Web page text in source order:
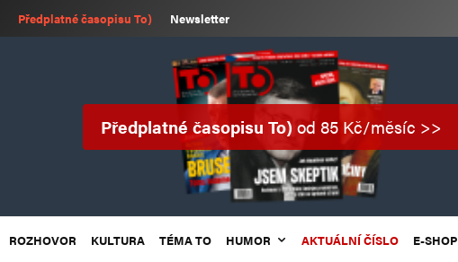
Předplatné časopisu To) Newsletter
Předplatné časopisu To)od 85 Kč/měsíc >>
ROZHOVOR KULTURA TÉMA TO HUMOR AKTUÁLNÍ ČÍSLO E-SHOP